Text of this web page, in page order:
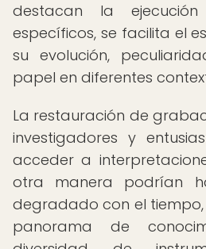
destacan la
específicos, se facilita el
su evolución,
papel en diferentes
La restauración de
investigadores y
acceder a
otra manera podrían
degradado con el tiempo,
panorama de